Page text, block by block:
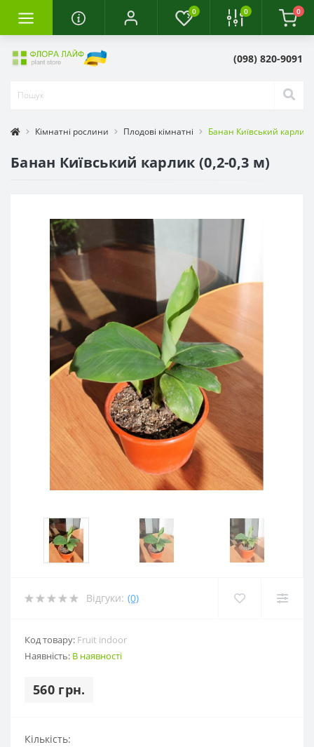
0 0 0
(098) 820-9091
Кімнатні рослини Плодові кімнатні Банан Київський карлик
Банан Київський карлик (0,2-0,3 м)
Відгуки: (0)
Код товару: Fruit indoor
Наявність: В наявності
560 грн.
Кількість: